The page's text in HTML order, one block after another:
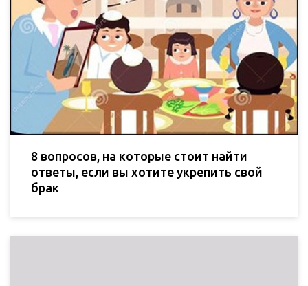
8 вопросов, на которые стоит найти
ответы, если вы хотите укрепить свой
брак